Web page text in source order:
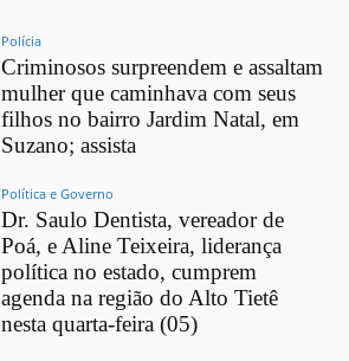
Polícia
Criminosos surpreendem e assaltam
mulher que caminhava com seus
filhos no bairro Jardim Natal, em
Suzano; assista
Política e Governo
Dr. Saulo Dentista, vereador de
Poá, e Aline Teixeira, liderança
política no estado, cumprem
agenda na região do Alto Tietê
nesta quarta-feira (05)